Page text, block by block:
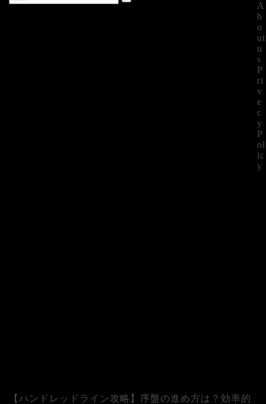
【ハンドレッドライン攻略】序盤の進め方は？効率的
A
b
o
ut
u
s
P
ri
v
e
c
y
P
ol
ic
y